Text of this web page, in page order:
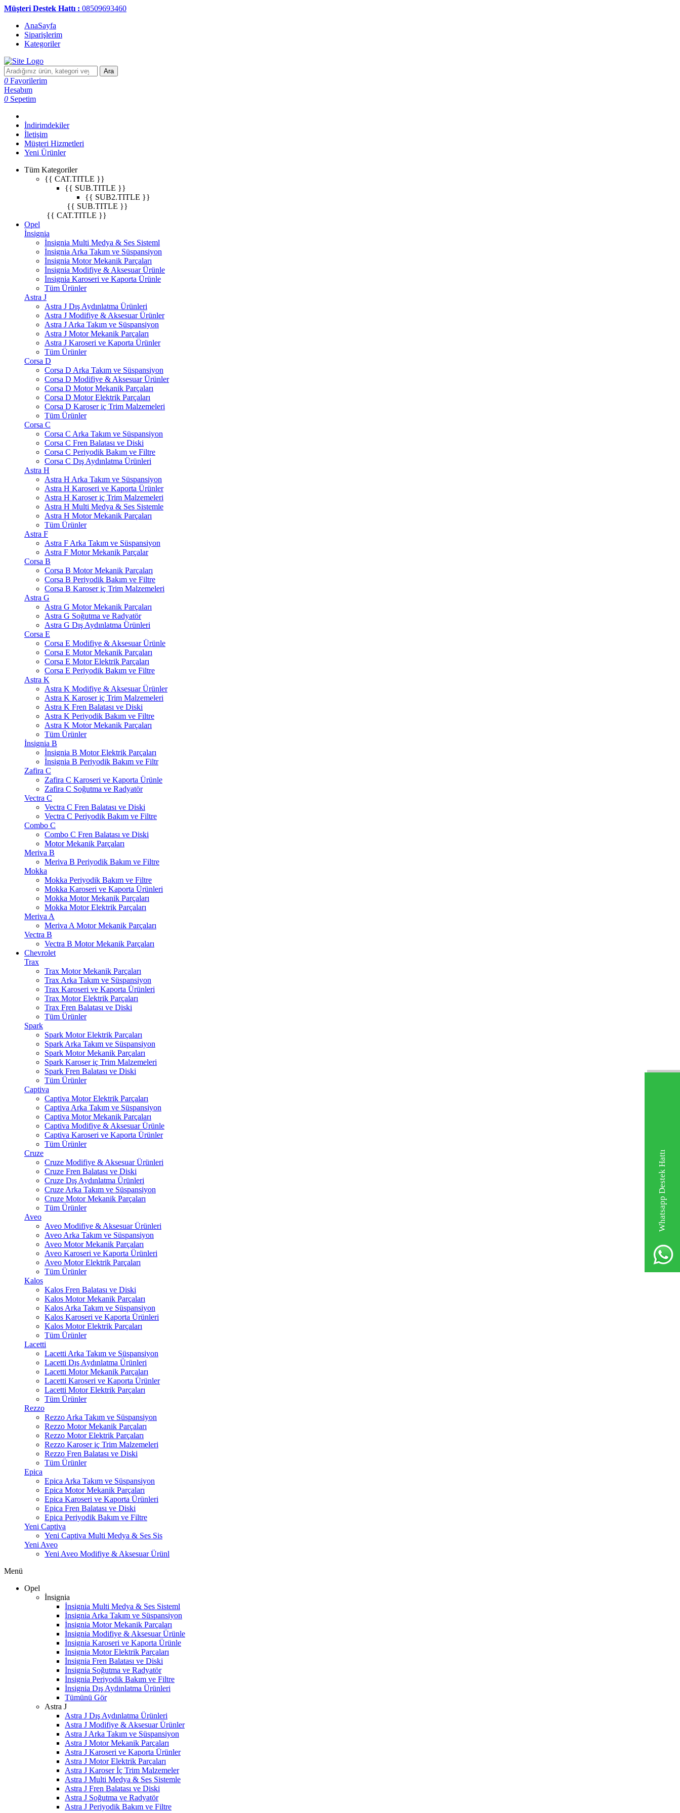
Whatsapp Destek Hattı
Müşteri Destek Hattı : 08509693460
AnaSayfa
Siparişlerim
Kategoriler
Ara
0 Favorilerim
Hesabım
0 Sepetim
İndirimdekiler
İletişim
Müşteri Hizmetleri
Yeni Ürünler
Tüm Kategoriler
{{ CAT.TITLE }}
{{ SUB.TITLE }}
{{ SUB2.TITLE }}
{{ SUB.TITLE }}
{{ CAT.TITLE }}
Opel
İnsignia
İnsignia Multi Medya & Ses Sisteml
İnsignia Arka Takım ve Süspansiyon
İnsignia Motor Mekanik Parçaları
İnsignia Modifiye & Aksesuar Ürünle
İnsignia Karoseri ve Kaporta Ürünle
Tüm Ürünler
Astra J
Astra J Dış Aydınlatma Ürünleri
Astra J Modifiye & Aksesuar Ürünler
Astra J Arka Takım ve Süspansiyon
Astra J Motor Mekanik Parçaları
Astra J Karoseri ve Kaporta Ürünler
Tüm Ürünler
Corsa D
Corsa D Arka Takım ve Süspansiyon
Corsa D Modifiye & Aksesuar Ürünler
Corsa D Motor Mekanik Parçaları
Corsa D Motor Elektrik Parçaları
Corsa D Karoser iç Trim Malzemeleri
Tüm Ürünler
Corsa C
Corsa C Arka Takım ve Süspansiyon
Corsa C Fren Balatası ve Diski
Corsa C Periyodik Bakım ve Filtre
Corsa C Dış Aydınlatma Ürünleri
Astra H
Astra H Arka Takım ve Süspansiyon
Astra H Karoseri ve Kaporta Ürünler
Astra H Karoser iç Trim Malzemeleri
Astra H Multi Medya & Ses Sistemle
Astra H Motor Mekanik Parçaları
Tüm Ürünler
Astra F
Astra F Arka Takım ve Süspansiyon
Astra F Motor Mekanik Parçalar
Corsa B
Corsa B Motor Mekanik Parçaları
Corsa B Periyodik Bakım ve Filtre
Corsa B Karoser iç Trim Malzemeleri
Astra G
Astra G Motor Mekanik Parçaları
Astra G Soğutma ve Radyatör
Astra G Dış Aydınlatma Ürünleri
Corsa E
Corsa E Modifiye & Aksesuar Ürünle
Corsa E Motor Mekanik Parçaları
Corsa E Motor Elektrik Parçaları
Corsa E Periyodik Bakım ve Filtre
Astra K
Astra K Modifiye & Aksesuar Ürünler
Astra K Karoser iç Trim Malzemeleri
Astra K Fren Balatası ve Diski
Astra K Periyodik Bakım ve Filtre
Astra K Motor Mekanik Parçaları
Tüm Ürünler
İnsignia B
İnsignia B Motor Elektrik Parçaları
İnsignia B Periyodik Bakım ve Filtr
Zafira C
Zafira C Karoseri ve Kaporta Ürünle
Zafira C Soğutma ve Radyatör
Vectra C
Vectra C Fren Balatası ve Diski
Vectra C Periyodik Bakım ve Filtre
Combo C
Combo C Fren Balatası ve Diski
Motor Mekanik Parçaları
Meriva B
Meriva B Periyodik Bakım ve Filtre
Mokka
Mokka Periyodik Bakım ve Filtre
Mokka Karoseri ve Kaporta Ürünleri
Mokka Motor Mekanik Parçaları
Mokka Motor Elektrik Parçaları
Meriva A
Meriva A Motor Mekanik Parçaları
Vectra B
Vectra B Motor Mekanik Parçaları
Chevrolet
Trax
Trax Motor Mekanik Parçaları
Trax Arka Takım ve Süspansiyon
Trax Karoseri ve Kaporta Ürünleri
Trax Motor Elektrik Parçaları
Trax Fren Balatası ve Diski
Tüm Ürünler
Spark
Spark Motor Elektrik Parçaları
Spark Arka Takım ve Süspansiyon
Spark Motor Mekanik Parçaları
Spark Karoser iç Trim Malzemeleri
Spark Fren Balatası ve Diski
Tüm Ürünler
Captiva
Captiva Motor Elektrik Parçaları
Captiva Arka Takım ve Süspansiyon
Captiva Motor Mekanik Parçaları
Captiva Modifiye & Aksesuar Ürünle
Captiva Karoseri ve Kaporta Ürünler
Tüm Ürünler
Cruze
Cruze Modifiye & Aksesuar Ürünleri
Cruze Fren Balatası ve Diski
Cruze Dış Aydınlatma Ürünleri
Cruze Arka Takım ve Süspansiyon
Cruze Motor Mekanik Parçaları
Tüm Ürünler
Aveo
Aveo Modifiye & Aksesuar Ürünleri
Aveo Arka Takım ve Süspansiyon
Aveo Motor Mekanik Parçaları
Aveo Karoseri ve Kaporta Ürünleri
Aveo Motor Elektrik Parçaları
Tüm Ürünler
Kalos
Kalos Fren Balatası ve Diski
Kalos Motor Mekanik Parçaları
Kalos Arka Takım ve Süspansiyon
Kalos Karoseri ve Kaporta Ürünleri
Kalos Motor Elektrik Parçaları
Tüm Ürünler
Lacetti
Lacetti Arka Takım ve Süspansiyon
Lacetti Dış Aydınlatma Ürünleri
Lacetti Motor Mekanik Parçaları
Lacetti Karoseri ve Kaporta Ürünler
Lacetti Motor Elektrik Parçaları
Tüm Ürünler
Rezzo
Rezzo Arka Takım ve Süspansiyon
Rezzo Motor Mekanik Parçaları
Rezzo Motor Elektrik Parçaları
Rezzo Karoser iç Trim Malzemeleri
Rezzo Fren Balatası ve Diski
Tüm Ürünler
Epica
Epica Arka Takım ve Süspansiyon
Epica Motor Mekanik Parçaları
Epica Karoseri ve Kaporta Ürünleri
Epica Fren Balatası ve Diski
Epica Periyodik Bakım ve Filtre
Yeni Captiva
Yeni Captiva Multi Medya & Ses Sis
Yeni Aveo
Yeni Aveo Modifiye & Aksesuar Ürünl
Menü
Opel
İnsignia
İnsignia Multi Medya & Ses Sisteml
İnsignia Arka Takım ve Süspansiyon
İnsignia Motor Mekanik Parçaları
İnsignia Modifiye & Aksesuar Ürünle
İnsignia Karoseri ve Kaporta Ürünle
İnsignia Motor Elektrik Parçaları
İnsignia Fren Balatası ve Diski
İnsignia Soğutma ve Radyatör
İnsignia Periyodik Bakım ve Filtre
İnsignia Dış Aydınlatma Ürünleri
Tümünü Gör
Astra J
Astra J Dış Aydınlatma Ürünleri
Astra J Modifiye & Aksesuar Ürünler
Astra J Arka Takım ve Süspansiyon
Astra J Motor Mekanik Parçaları
Astra J Karoseri ve Kaporta Ürünler
Astra J Motor Elektrik Parçaları
Astra J Karoser İç Trim Malzemeler
Astra J Multi Medya & Ses Sistemle
Astra J Fren Balatası ve Diski
Astra J Soğutma ve Radyatör
Astra J Periyodik Bakım ve Filtre